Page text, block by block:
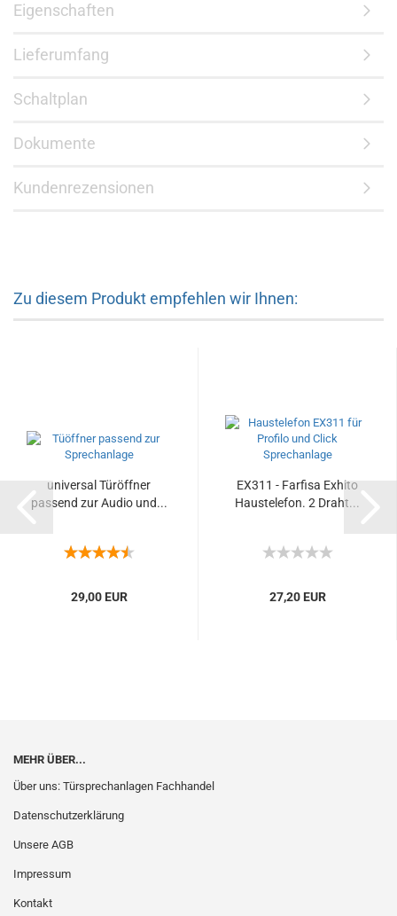
Eigenschaften
Lieferumfang
Schaltplan
Dokumente
Kundenrezensionen
Zu diesem Produkt empfehlen wir Ihnen:
universal Türöffner
passend zur Audio und...
29,00 EUR
EX311 - Farfisa Exhito
Haustelefon. 2 Draht...
27,20 EUR
MEHR ÜBER...
Über uns: Türsprechanlagen Fachhandel
Datenschutzerklärung
Unsere AGB
Impressum
Kontakt